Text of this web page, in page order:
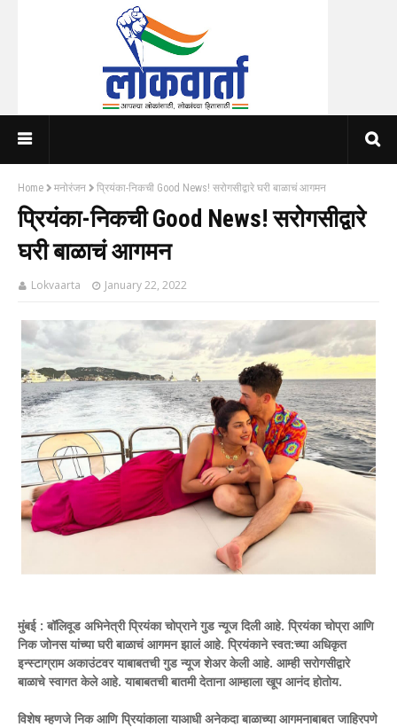
Home मनोरंजन प्रियंका-निकची Good News! सरोगसीद्वारे घरी बाळाचं आगमन
प्रियंका-निकची Good News! सरोगसीद्वारे
घरी बाळाचं आगमन
Lokvaarta January 22, 2022
मुंबई : बॉलिवूड अभिनेत्री प्रियंका चोप्राने गुड न्यूज दिली आहे. प्रियंका चोप्रा आणि
निक जोनस यांच्या घरी बाळाचं आगमन झालं आहे. प्रियंकाने स्वत:च्या अधिकृत
इन्स्टाग्राम अकाउंटवर याबाबतची गुड न्यूज शेअर केली आहे. आम्ही सरोगसीद्वारे
बाळाचे स्वागत केले आहे. याबाबतची बातमी देताना आम्हाला खूप आनंद होतोय.
विशेष म्हणजे निक आणि प्रियांकाला याआधी अनेकदा बाळाच्या आगमनाबाबत जाहिरपणे